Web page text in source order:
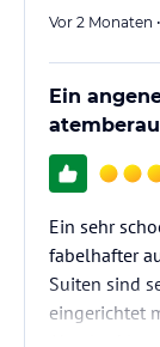
Vor 2 Monaten
Ein
Ein sehr
fabelhafter
Suiten sind
eingerichtet